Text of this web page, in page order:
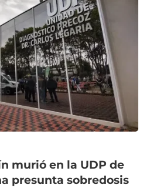
murió en la UDP de
presunta sobredosis